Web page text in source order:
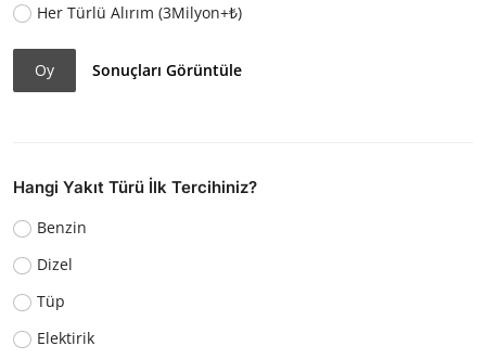
Her Türlü Alırım (3Milyon+₺)
Oy Sonuçları Görüntüle
Hangi Yakıt Türü İlk Tercihiniz?
Benzin
Dizel
Tüp
Elektirik